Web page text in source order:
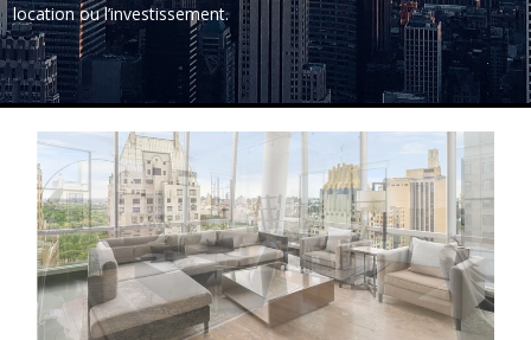
location ou l’investissement.